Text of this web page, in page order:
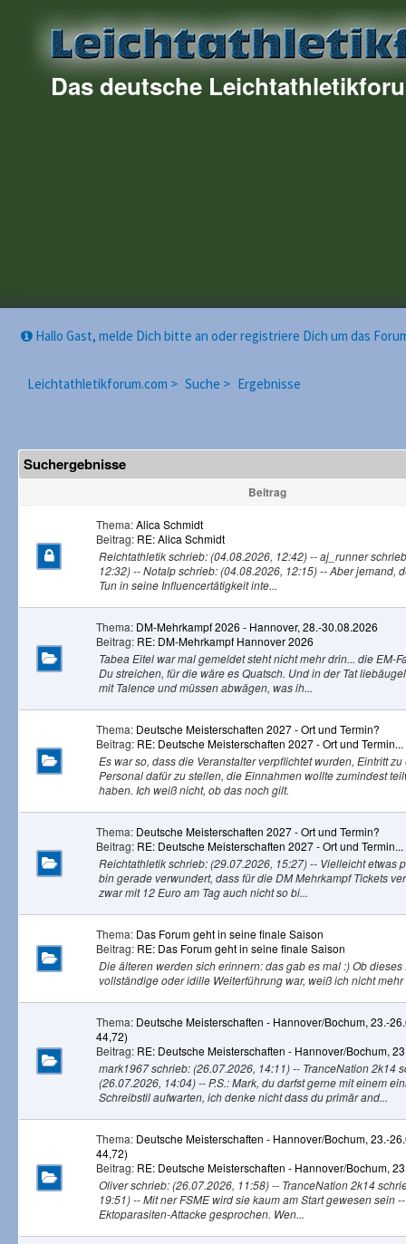
Das deutsche
Hallo Gast, melde Dich bitte an oder registriere Dich um das
Leichtathletikforum.com > Suche > Ergebnisse
Suchergebnisse
Beitrag
Thema:Alica Schmidt
Beitrag: RE: Alica Schmidt
Reichtathletik schrieb: (04.08.2026, 12:42) -- aj_runner
12:32) -- Notalp schrieb: (04.08.2026, 12:15) -- Aber jemand,
Tun in seine Influencertätigkeit inte...
Thema: DM-Mehrkampf 2026 - Hannover, 28.-30.08.2026
Beitrag: RE: DM-Mehrkampf Hannover 2026
Tabea Eitel war mal gemeldet steht nicht mehr drin... die EM-
Du streichen, für die wäre es Quatsch. Und in der Tat
mit Talence und müssen abwägen, was ih...
Thema: Deutsche Meisterschaften 2027 - Ort und Termin?
Beitrag: RE: Deutsche Meisterschaften 2027 - Ort und Termin...
Es war so, dass die Veranstalter verpflichtet wurden, Eintritt
Personal dafür zu stellen, die Einnahmen wollte zumindest
haben. Ich weiß nicht, ob das noch gilt.
Thema: Deutsche Meisterschaften 2027 - Ort und Termin?
Beitrag: RE: Deutsche Meisterschaften 2027 - Ort und Termin...
Reichtathletik schrieb: (29.07.2026, 15:27) -- Vielleicht etwas
bin gerade verwundert, dass für die DM Mehrkampf Tickets
zwar mit 12 Euro am Tag auch nicht so bi...
Thema: Das Forum geht in seine finale Saison
Beitrag: RE: Das Forum geht in seine finale Saison
Die älteren werden sich erinnern: das gab es mal :) Ob dieses
vollständige oder idille Weiterführung war, weiß ich nicht mehr
Thema: Deutsche Meisterschaften - Hannover/Bochum, 23.-
44,72)
Beitrag: RE: Deutsche Meisterschaften - Hannover/Bochum,
mark1967 schrieb: (26.07.2026, 14:11) -- TranceNation 2k14
(26.07.2026, 14:04) -- P.S.: Mark, du darfst gerne mit einem
Schreibstil aufwarten, ich denke nicht dass du primär and...
Thema: Deutsche Meisterschaften - Hannover/Bochum, 23.-
44,72)
Beitrag: RE: Deutsche Meisterschaften - Hannover/Bochum,
Oliver schrieb: (26.07.2026, 11:58) -- TranceNation 2k14
19:51) -- Mit ner FSME wird sie kaum am Start gewesen sein
Ektoparasiten-Attacke gesprochen. Wen...